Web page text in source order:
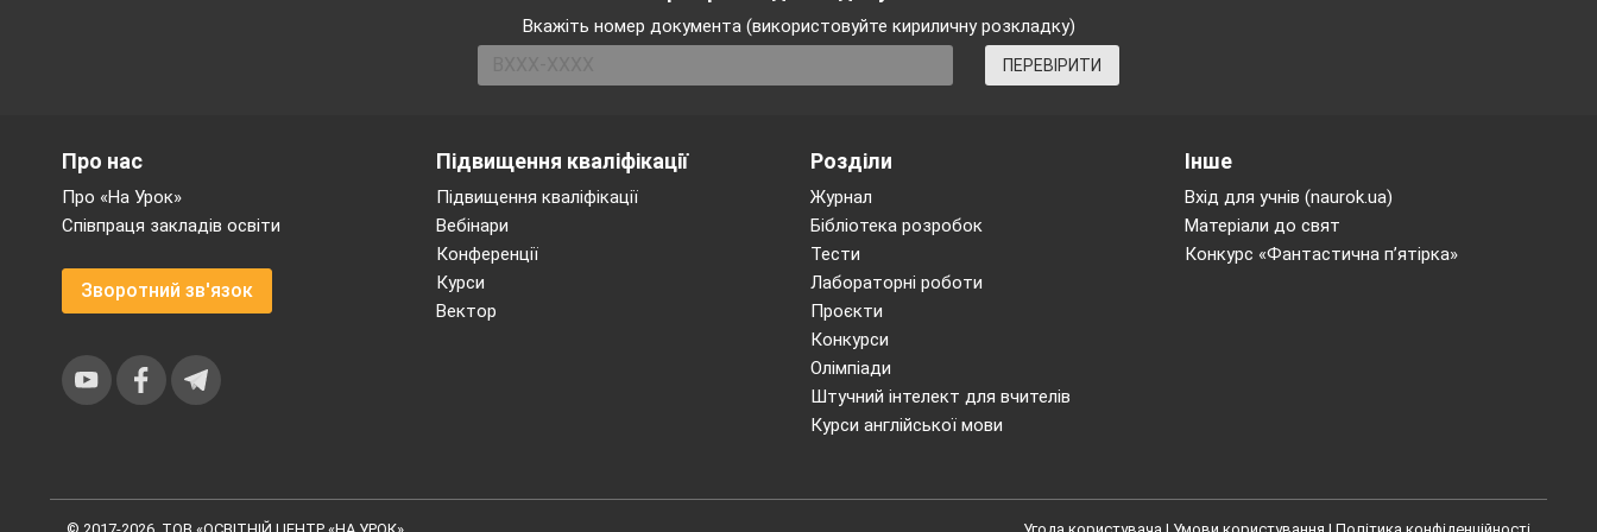
Технологічна картка уроку
елемент
уроку
його зміст
Що повинен
вміст Оксигену в земній корі, атмосфері;
етапи колообігу хімічного елемента в природі;
планетарне значення рослин; екологічні проблеми, які
пов’язані з колообігом Оксигену.
вміти учень?
поясняти схему колообігу Оксигену, планетарне
Вкажіть номер документа (використовуйте кириличну розкладку)
ПЕРЕВІРИТИ
Підвищення кваліфікації
Підвищення кваліфікації
Вебінари
Конференції
Курси
Вектор
Розділи
Журнал
Бібліотека розробок
Тести
Лабораторні роботи
Проєкти
Конкурси
Олімпіади
Штучний інтелект для вчителів
Курси англійської мови
Про нас
Про «На Урок»
Співпраця закладів освіти
Зворотний зв'язок
Інше
Вхід для учнів (naurok.ua)
Матеріали до свят
Конкурс «Фантастична п’ятірка»